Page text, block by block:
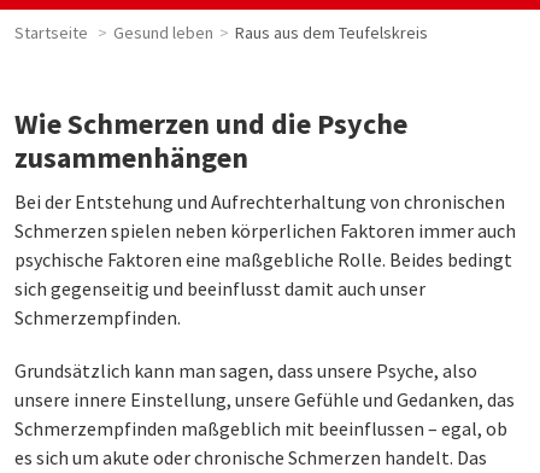
Startseite Gesund leben Raus aus dem Teufelskreis
Wie Schmerzen und die Psyche
zusammenhängen
Bei der Entstehung und Aufrechterhaltung von chronischen
Schmerzen spielen neben körperlichen Faktoren immer auch
psychische Faktoren eine maßgebliche Rolle. Beides bedingt
sich gegenseitig und beeinflusst damit auch unser
Schmerzempfinden.
Grundsätzlich kann man sagen, dass unsere Psyche, also
unsere innere Einstellung, unsere Gefühle und Gedanken, das
Schmerzempfinden maßgeblich mit beeinflussen – egal, ob
es sich um akute oder chronische Schmerzen handelt. Das